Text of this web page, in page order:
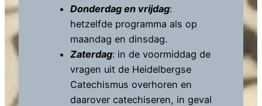
Donderdag en vrijdag:
hetzelfde programma als op
maandag en dinsdag.
Zaterdag: in de voormiddag de
vragen uit de Heidelbergse
Catechismus overhoren en
daarover catechiseren, in geval